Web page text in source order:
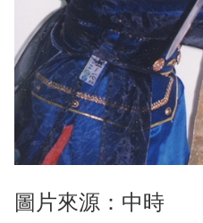
圖片來源：中時